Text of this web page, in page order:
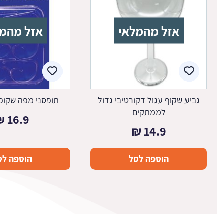
אזל מהמלאי
גביע שקוף עגול דקורטיבי גדול
לממתקים
14.9
₪
הוספה לסל
אזל
תופסני מפה
16.9
הוספה